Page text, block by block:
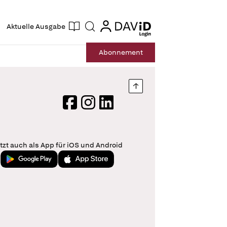
Aktuelle Ausgabe Suche login
login
Abonnement
Nach oben springen
FacebookInstagram
LinkedIn
auch als App für iOS und Android
Jetzt bei Google PlayLaden im App Store